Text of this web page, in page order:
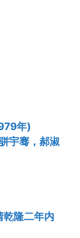
年)
宇骞，郝淑
乾隆二年内